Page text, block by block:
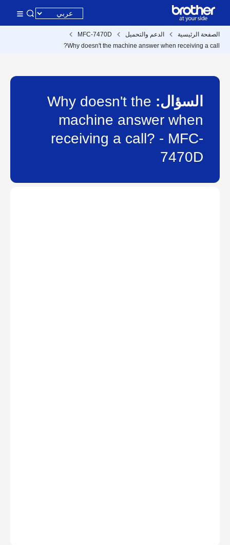
الصفحة الرئيسية الدعم والتحميل
MFC-7470D
Why doesn't the machine answer when receiving a call?
السؤال:
Why doesn't the
machine answer when
receiving a call? - MFC-
7470D